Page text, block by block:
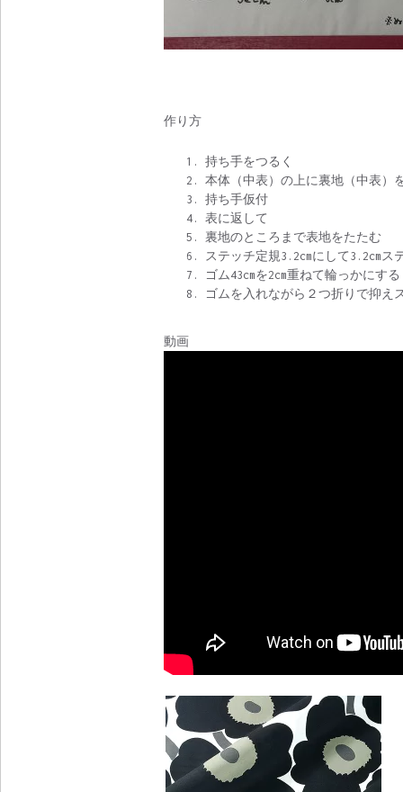
作り方
持ち手をつるく
本体（中表）の上に裏地（中表）
持ち手仮付
表に返して
裏地のところまで表地をたたむ
ステッチ定規3.2cmにして3.2cmス
ゴム43cmを2cm重ねて輪っかにする
ゴムを入れながら２つ折りで抑え
動画